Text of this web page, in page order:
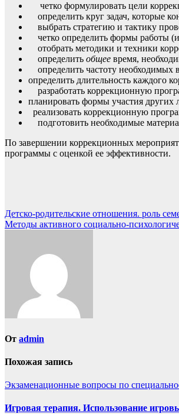
четко формулировать цели
определить круг задач, которые
выбрать стратегию и тактику
четко определить формы работы
отобрать методики и техники
определить общее время,
определить частоту необходимых
определить длительность каждого
разработать коррекционную
планировать формы участия
реализовать коррекционную
подготовить необходимые
По завершении коррекционных
программы с оценкой ее эффективности.
Навигация
по
Детско-родительские отношения. роль
Методы активного социально-
От admin
Похожая запись
Экзаменационные вопросы по
Игровая терапия. Использование